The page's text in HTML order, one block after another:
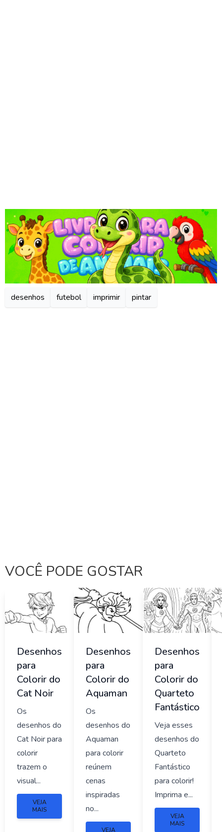
desenhos futebol imprimir pintar
VOCÊ PODE GOSTAR
Desenhos
para
Colorir do
Cat Noir
Os
desenhos do
Cat Noir para
colorir
trazem o
visual...
VEJA
MAIS
Desenhos
para
Colorir do
Aquaman
Os
desenhos do
Aquaman
para colorir
reúnem
cenas
inspiradas
no...
VEJA
Desenhos
para
Colorir do
Quarteto
Fantástico
Veja esses
desenhos do
Quarteto
Fantástico
para colorir!
Imprima e...
VEJA
MAIS